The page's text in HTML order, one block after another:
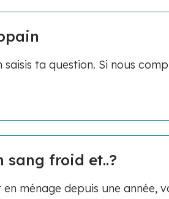
ta question. Si nous
sang froid et..?
ménage depuis une année,